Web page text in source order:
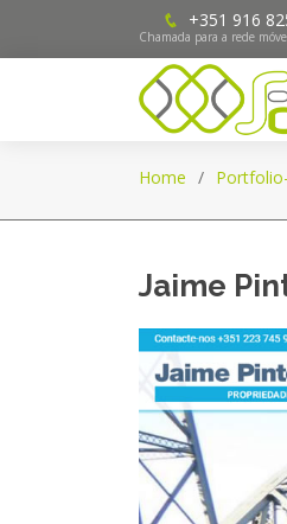
+351 916
Chamada para a rede
Home
Jaime